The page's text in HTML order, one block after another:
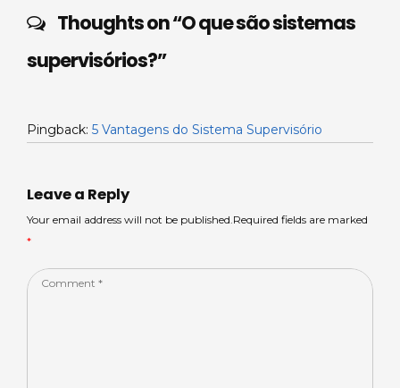
p
p
o
o
k
n
Thoughts on “O que são sistemas
supervisórios?”
Pingback: 5 Vantagens do Sistema Supervisório
Leave a Reply
Your email address will not be published.Required fields are marked
*
Comment